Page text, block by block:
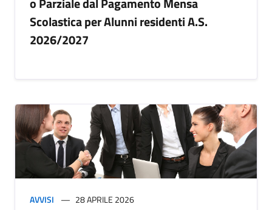
Scolastica per Alunni residenti A.S.
2026/2027
AVVISI 28 APRILE 2026